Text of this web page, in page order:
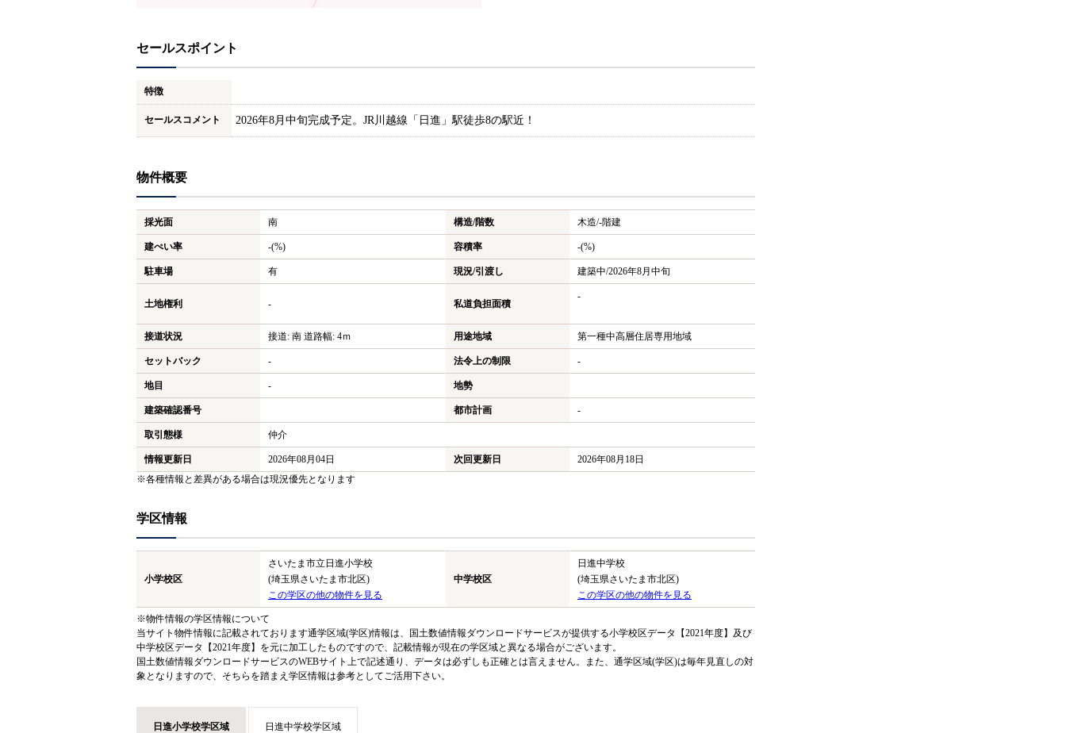
セールスポイント
特徴
セールスコメント 2026年8月中旬完成予定。JR川越線「日進」駅徒歩8の駅近！
物件概要
採光面 南 構造/階数 木造/-階建
建ぺい率 -(%) 容積率 -(%)
駐車場 有 現況/引渡し 建築中/2026年8月中旬
土地権利 - 私道負担面積
-
接道状況 接道: 南 道路幅: 4ｍ 用途地域 第一種中高層住居専用地域
セットバック - 法令上の制限 -
地目 - 地勢
建築確認番号 都市計画 -
取引態様 仲介
情報更新日 2026年08月04日 次回更新日
2026年08月18日
※各種情報と差異がある場合は現況優先となります
学区情報
小学校区
さいたま市立日進小学校
(埼玉県さいたま市北区)
この学区の他の物件を見る
中学校区
日進中学校
(埼玉県さいたま市北区)
この学区の他の物件を見る
※物件情報の学区情報について
当サイト物件情報に記載されております通学区域(学区)情報は、国土数値情報ダウンロードサービスが提供する小学校区データ【2021年度】及び
中学校区データ【2021年度】を元に加工したものですので、記載情報が現在の学区域と異なる場合がございます。
国土数値情報ダウンロードサービスのWEBサイト上で記述通り、データは必ずしも正確とは言えません。また、通学区域(学区)は毎年見直しの対
象となりますので、そちらを踏まえ学区情報は参考としてご活用下さい。
日進小学校学区域 日進中学校学区域